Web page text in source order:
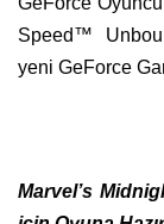
Speed™
yeni GeForce
Marvel’s